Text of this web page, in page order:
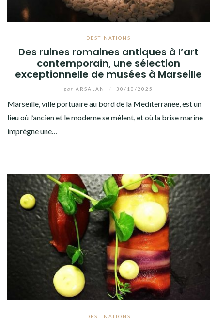
DESTINATIONS
Des ruines romaines antiques à l’art
contemporain, une sélection
exceptionnelle de musées à Marseille
par ARSALAN 30/10/2025
Marseille, ville portuaire au bord de la Méditerranée, est un
lieu où l’ancien et le moderne se mêlent, et où la brise marine
imprègne une…
DESTINATIONS